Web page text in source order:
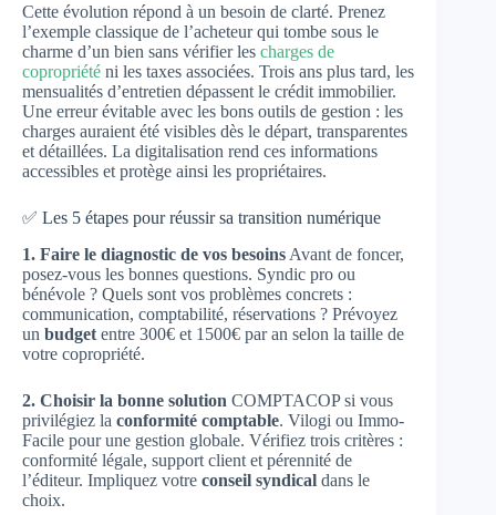
Cette évolution répond à un besoin de clarté. Prenez
l’exemple classique de l’acheteur qui tombe sous le
charme d’un bien sans vérifier les charges de
copropriété ni les taxes associées. Trois ans plus tard, les
mensualités d’entretien dépassent le crédit immobilier.
Une erreur évitable avec les bons outils de gestion : les
charges auraient été visibles dès le départ, transparentes
et détaillées. La digitalisation rend ces informations
accessibles et protège ainsi les propriétaires.
✅ Les 5 étapes pour réussir sa transition numérique
1. Faire le diagnostic de vos besoins Avant de foncer,
posez-vous les bonnes questions. Syndic pro ou
bénévole ? Quels sont vos problèmes concrets :
communication, comptabilité, réservations ? Prévoyez
un budget entre 300€ et 1500€ par an selon la taille de
votre copropriété.
2. Choisir la bonne solution COMPTACOP si vous
privilégiez la conformité comptable. Vilogi ou Immo-
Facile pour une gestion globale. Vérifiez trois critères :
conformité légale, support client et pérennité de
l’éditeur. Impliquez votre conseil syndical dans le
choix.